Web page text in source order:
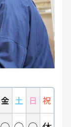
金 土 日 祝